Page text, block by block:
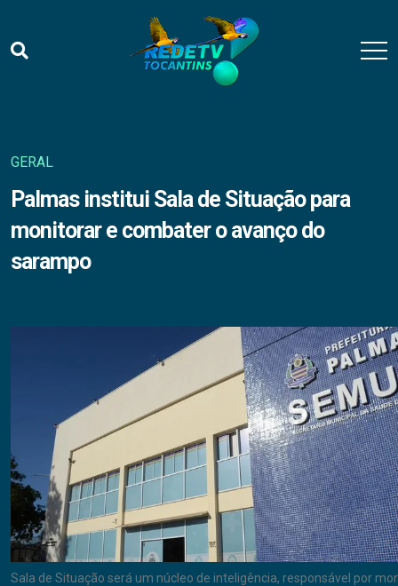
GERAL
Palmas institui Sala de Situação para
monitorar e combater o avanço do
sarampo
Sala de Situação será um núcleo de inteligência, responsável por